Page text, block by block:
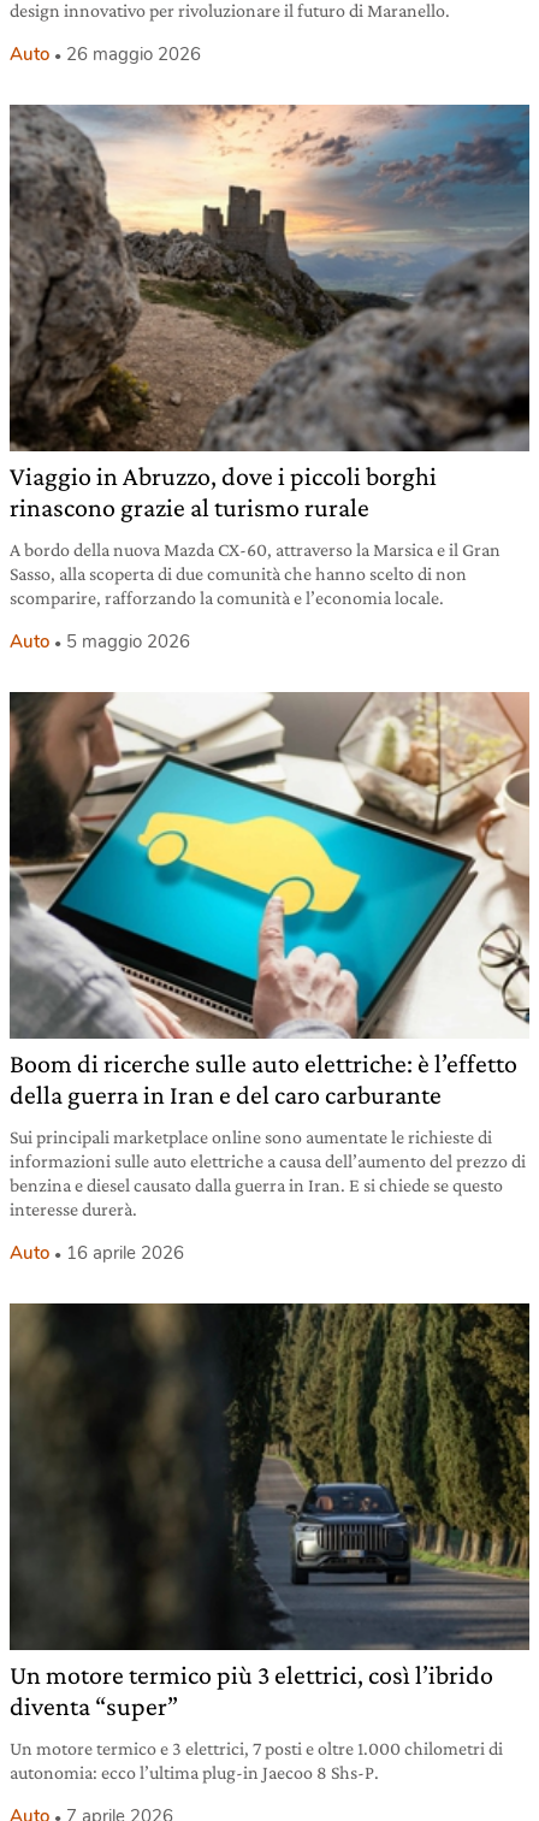
design innovativo per rivoluzionare il futuro di Maranello.
Auto 26 maggio 2026
Viaggio in Abruzzo, dove i piccoli borghi
rinascono grazie al turismo rurale
A bordo della nuova Mazda CX-60, attraverso la Marsica e il Gran
Sasso, alla scoperta di due comunità che hanno scelto di non
scomparire, rafforzando la comunità e l’economia locale.
Auto 5 maggio 2026
Boom di ricerche sulle auto elettriche: è l’effetto
della guerra in Iran e del caro carburante
Sui principali marketplace online sono aumentate le richieste di
informazioni sulle auto elettriche a causa dell’aumento del prezzo di
benzina e diesel causato dalla guerra in Iran. E si chiede se questo
interesse durerà.
Auto 16 aprile 2026
Un motore termico più 3 elettrici, così l’ibrido
diventa “super”
Un motore termico e 3 elettrici, 7 posti e oltre 1.000 chilometri di
autonomia: ecco l’ultima plug-in Jaecoo 8 Shs-P.
Auto 7 aprile 2026